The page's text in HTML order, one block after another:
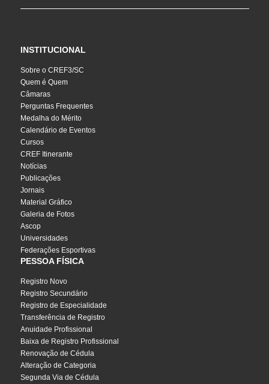
INSTITUCIONAL
Sobre o CREF3/SC
Quem é Quem
Câmaras
Perguntas Frequentes
Medalha do Mérito
Calendário de Eventos
Cursos
CREF Itinerante
Notícias
Publicações
Jornais
Material Gráfico
Galeria de Fotos
Ascop
Universidades
Federações Esportivas
PESSOA FÍSICA
Registro Novo
Registro Secundário
Registro de Especialidade
Transferência de Registro
Anuidade Profissional
Baixa de Registro Profissional
Renovação de Cédula
Alteração de Categoria
Segunda Via de Cédula